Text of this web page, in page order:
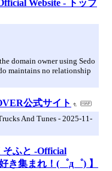
Website - トップ
domain owner using Sedo
maintains no relationship
公式サイト
And Tunes - 2025-11-
そふと -Official
き集まれ！(゜д゜) 】